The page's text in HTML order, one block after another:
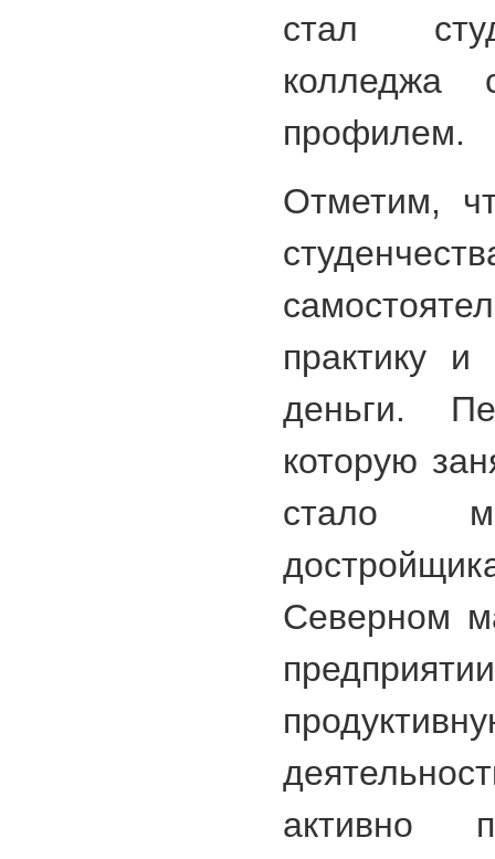
стал
колледжа
профилем.
Отметим,
практику и
деньги.
которую
стало
Северном
активно